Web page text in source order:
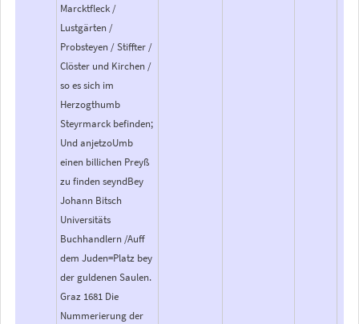
Marcktfleck /
Lustgärten /
Probsteyen / Stiffter /
Clöster und Kirchen /
so es sich im
Herzogthumb
Steyrmarck befinden;
Und anjetzoUmb
einen billichen Preyß
zu finden seyndBey
Johann Bitsch
Universitäts
Buchhandlern /Auff
dem Juden=Platz bey
der guldenen Saulen.
Graz 1681 Die
Nummerierung der